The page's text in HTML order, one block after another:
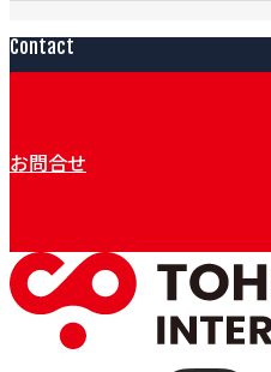
Contact
お問合せ